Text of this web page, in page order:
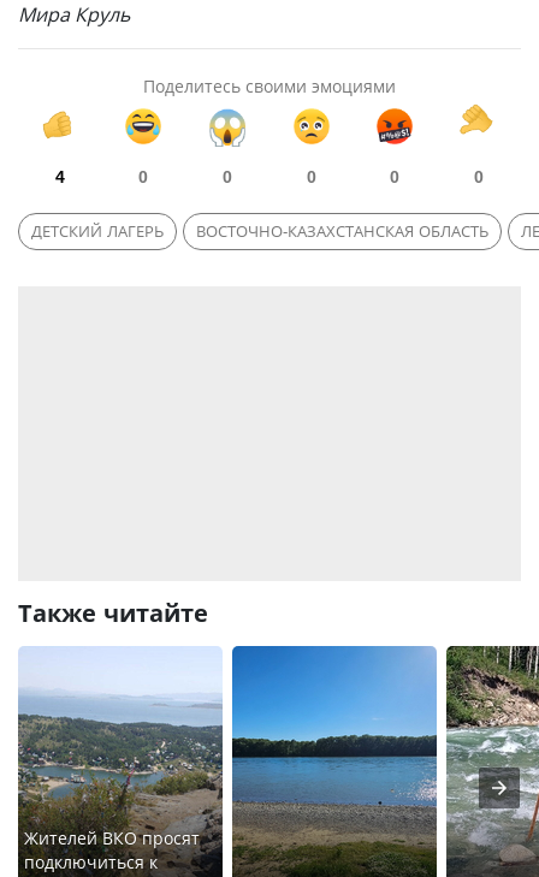
Мира Круль
Поделитесь своими эмоциями
4 0 0 0 0 0
ДЕТСКИЙ ЛАГЕРЬ ВОСТОЧНО-КАЗАХСТАНСКАЯ ОБЛАСТЬ
Также читайте
Жителей ВКО просят
подключиться к